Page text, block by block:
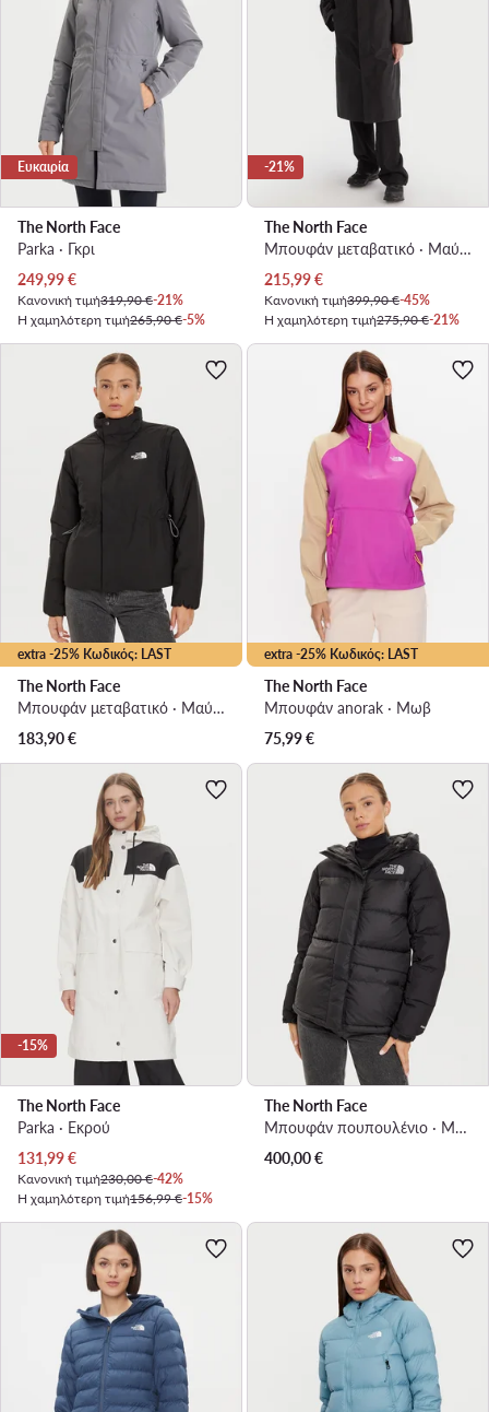
Ευκαιρία
The North Face
Parka · Γκρι
Τρέχουσα τιμή
249,99€
Κανονική τιμή319,90 €-21%
Η χαμηλότερη τιμή265,90 €-5%
-21%
The North Face
Μπουφάν μεταβατικό · Μαύρο
Τρέχουσα τιμή
215,99€
Κανονική τιμή399,90 €-45%
Η χαμηλότερη τιμή275,90 €-21%
extra -25% Κωδικός: LAST
The North Face
Μπουφάν μεταβατικό · Μαύρο
183,90€
extra -25% Κωδικός: LAST
The North Face
Μπουφάν anorak · Μωβ
75,99€
-15%
The North Face
Parka · Εκρού
Τρέχουσα τιμή
131,99€
Κανονική τιμή230,00 €-42%
Η χαμηλότερη τιμή156,99 €-15%
The North Face
Μπουφάν πουπουλένιο · Μαύρο
400,00€